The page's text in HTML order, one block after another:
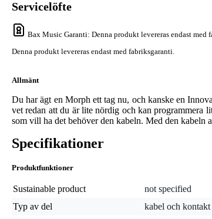
Servicelöfte
Bax Music Garanti: Denna produkt levereras endast med
Denna produkt levereras endast med fabriksgaranti.
Allmänt
Du har ägt en Morph ett tag nu, och kanske en
vet redan att du är lite nördig och kan programmera
som vill ha det behöver den kabeln. Med den
Specifikationer
Produktfunktioner
Sustainable product
not specified
Typ av del
kabel och kontakt